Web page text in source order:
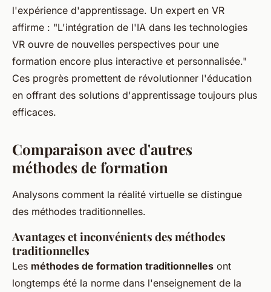
l'expérience d'apprentissage. Un expert en VR
affirme : "L'intégration de l'IA dans les technologies
VR ouvre de nouvelles perspectives pour une
formation encore plus interactive et personnalisée."
Ces progrès promettent de révolutionner l'éducation
en offrant des solutions d'apprentissage toujours plus
efficaces.
Comparaison avec d'autres
méthodes de formation
Analysons comment la réalité virtuelle se distingue
des méthodes traditionnelles.
Avantages et inconvénients des méthodes
traditionnelles
Les méthodes de formation traditionnelles ont
longtemps été la norme dans l'enseignement de la